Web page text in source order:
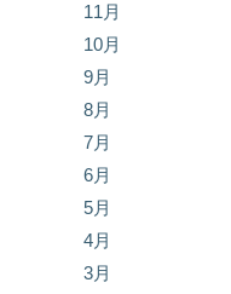
11月
10月
9月
8月
7月
6月
5月
4月
3月